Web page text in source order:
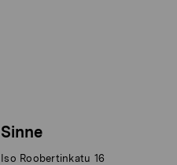
Sinne
Iso Roobertinkatu 16